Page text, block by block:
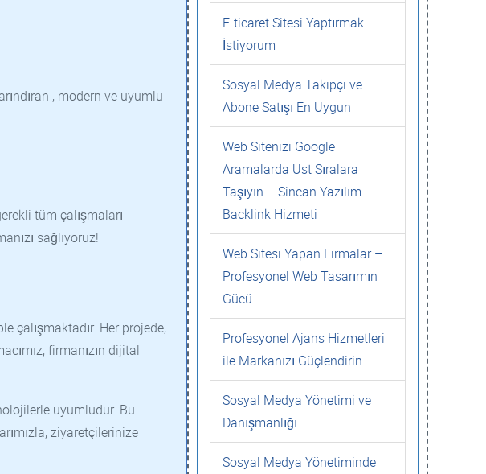
, modern ve uyumlu
tüm çalışmaları
sağlıyoruz!
çalışmaktadır. Her projede,
firmanızın dijital
uyumludur. Bu
ziyaretçilerinize
E-ticaret Sitesi Yaptırmak
İstiyorum
Sosyal Medya Takipçi ve
Abone Satışı En Uygun
Web Sitenizi Google
Aramalarda Üst Sıralara
Taşıyın – Sincan Yazılım
Backlink Hizmeti
Web Sitesi Yapan Firmalar –
Profesyonel Web Tasarımın
Gücü
Profesyonel Ajans Hizmetleri
ile Markanızı Güçlendirin
Sosyal Medya Yönetimi ve
Danışmanlığı
Sosyal Medya Yönetiminde